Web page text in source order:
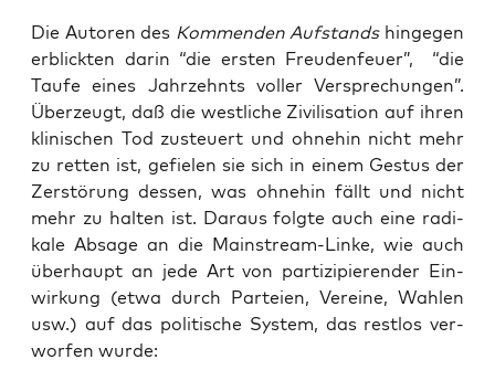
Die Autoren des Kom­men­den Auf­stands hin­ge­gen
erblick­ten dar­in “die ers­ten Freu­denfeuer”, “die
Tau­fe eines Jahr­zehntsvol­ler Ver­spre­chun­gen”.
Über­zeugt, daß die west­li­che Zivi­li­sa­ti­on auf ihren
kli­ni­schen Tod zusteu­ert und ohne­hin nicht mehr
zu ret­ten ist, gefie­len sie sich in einem Ges­tus der
Zer­stö­rung des­sen, was ohne­hin fällt und nicht
mehr zu hal­ten ist. Dar­aus folg­te auch eine radi­
ka­le Absa­ge an die Main­stream-Lin­ke, wie auch
über­haupt an jede Art von par­ti­zi­pie­ren­der Ein­
wir­kung (etwa durch Par­tei­en, Ver­ei­ne, Wah­len
usw.) auf das poli­ti­sche Sys­tem, das rest­los ver­
wor­fen wurde: